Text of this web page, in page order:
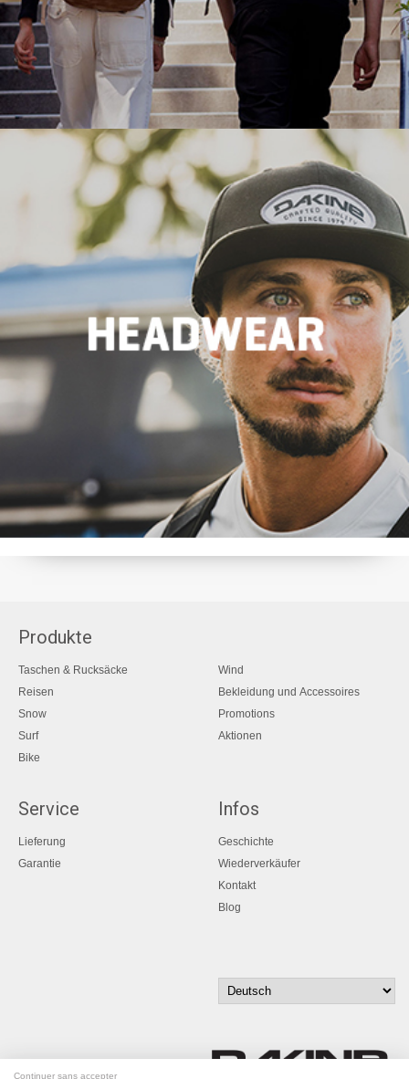
Produkte
Taschen & Rucksäcke
Reisen
Snow
Surf
Bike
Wind
Bekleidung und Accessoires
Promotions
Aktionen
Service
Lieferung
Garantie
Infos
Geschichte
Wiederverkäufer
Kontakt
Blog
Continuer sans accepter